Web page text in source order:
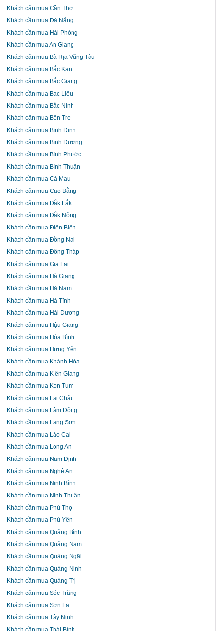
Khách cần mua Cần Thơ
Khách cần mua Đà Nẵng
Khách cần mua Hải Phòng
Khách cần mua An Giang
Khách cần mua Bà Rịa Vũng Tàu
Khách cần mua Bắc Kạn
Khách cần mua Bắc Giang
Khách cần mua Bạc Liêu
Khách cần mua Bắc Ninh
Khách cần mua Bến Tre
Khách cần mua Bình Định
Khách cần mua Bình Dương
Khách cần mua Bình Phước
Khách cần mua Bình Thuận
Khách cần mua Cà Mau
Khách cần mua Cao Bằng
Khách cần mua Đắk Lắk
Khách cần mua Đắk Nông
Khách cần mua Điện Biên
Khách cần mua Đồng Nai
Khách cần mua Đồng Tháp
Khách cần mua Gia Lai
Khách cần mua Hà Giang
Khách cần mua Hà Nam
Khách cần mua Hà Tĩnh
Khách cần mua Hải Dương
Khách cần mua Hậu Giang
Khách cần mua Hòa Bình
Khách cần mua Hưng Yên
Khách cần mua Khánh Hòa
Khách cần mua Kiên Giang
Khách cần mua Kon Tum
Khách cần mua Lai Châu
Khách cần mua Lâm Đồng
Khách cần mua Lạng Sơn
Khách cần mua Lào Cai
Khách cần mua Long An
Khách cần mua Nam Định
Khách cần mua Nghệ An
Khách cần mua Ninh Bình
Khách cần mua Ninh Thuận
Khách cần mua Phú Thọ
Khách cần mua Phú Yên
Khách cần mua Quảng Bình
Khách cần mua Quảng Nam
Khách cần mua Quảng Ngãi
Khách cần mua Quảng Ninh
Khách cần mua Quảng Trị
Khách cần mua Sóc Trăng
Khách cần mua Sơn La
Khách cần mua Tây Ninh
Khách cần mua Thái Bình